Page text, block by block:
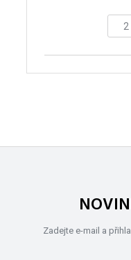
Zadejte e-mail a